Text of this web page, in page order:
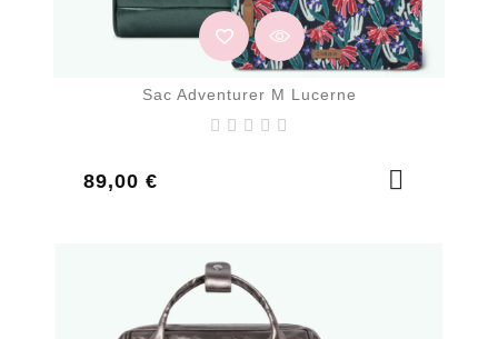
Sac Adventurer M Lucerne
89,00 €
Prix